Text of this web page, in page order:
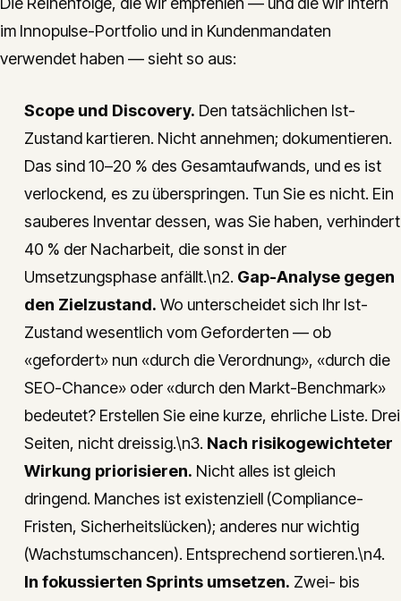
im Innopulse-Portfolio und in Kundenmandaten
verwendet haben — sieht so aus:
Scope und Discovery. Den tatsächlichen Ist-
Zustand kartieren. Nicht annehmen; dokumentieren.
Das sind 10–20 % des Gesamtaufwands, und es ist
verlockend, es zu überspringen. Tun Sie es nicht. Ein
sauberes Inventar dessen, was Sie haben, verhindert
40 % der Nacharbeit, die sonst in der
Umsetzungsphase anfällt.\n2. Gap-Analyse gegen
den Zielzustand. Wo unterscheidet sich Ihr Ist-
Zustand wesentlich vom Geforderten — ob
«gefordert» nun «durch die Verordnung», «durch die
SEO-Chance» oder «durch den Markt-Benchmark»
bedeutet? Erstellen Sie eine kurze, ehrliche Liste. Drei
Seiten, nicht dreissig.\n3. Nach risikogewichteter
Wirkung priorisieren. Nicht alles ist gleich
dringend. Manches ist existenziell (Compliance-
Fristen, Sicherheitslücken); anderes nur wichtig
(Wachstumschancen). Entsprechend sortieren.\n4.
In fokussierten Sprints umsetzen. Zwei- bis